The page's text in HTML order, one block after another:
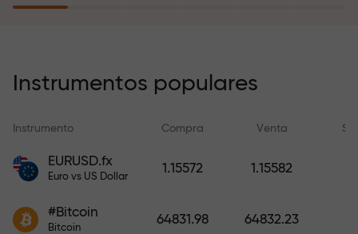
recargar su cuenta.
compensa sus pérdidas y
garantiza triplicar el beneficio
tranquilidad: su capital está
bono mil veces mayor que su
Instrumentos populares
Instrumento Compra Venta
EURUSD.fx
Euro vs US Dollar
1.15572 1.15582
#Bitcoin
Bitcoin
64831.98 64832.23